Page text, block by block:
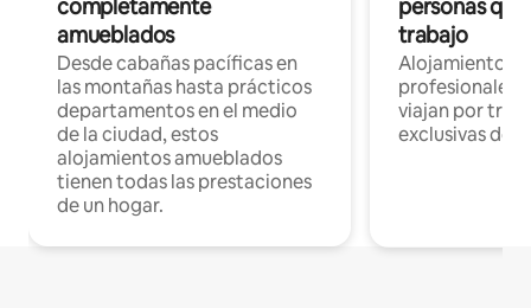
completamente
amueblados
Desde cabañas pacíficas en
las montañas hasta prácticos
departamentos en el medio
de la ciudad, estos
alojamientos amueblados
tienen todas las prestaciones
de un hogar.
personas
trabajo
Alojamientos
profesionales
viajan por
exclusivas de